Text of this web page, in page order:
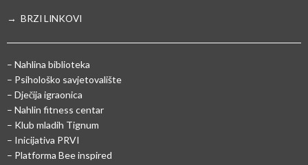
→ BRZI LINKOVI
– Nahlina biblioteka
– Psihološko savjetovalište
– Dječija igraonica
– Nahlin fitness centar
– Klub mladih Tignum
– Inicijativa PRVI
– Platforma Bee inspired